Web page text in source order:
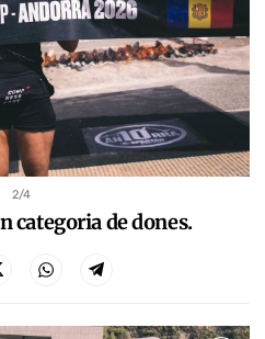
2/4
categoria de dones.